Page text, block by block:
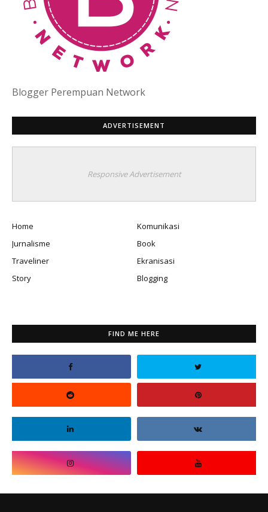
Blogger Perempuan Network
ADVERTISEMENT
Responsive Advertisement
Home
Komunikasi
Jurnalisme
Book
Traveliner
Ekranisasi
Story
Blogging
FIND ME HERE